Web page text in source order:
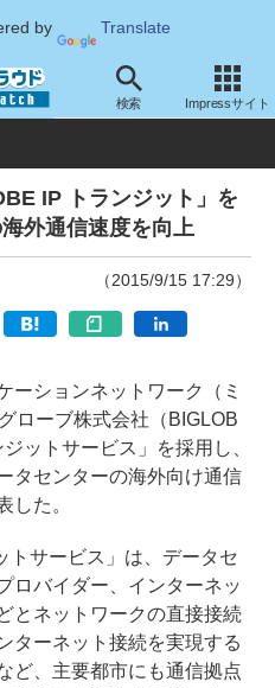
by Translate
検索 Impressサイト
事例 その他
IP トランジット」を
外通信速度を向上
（2015/9/15 17:29）
ションネットワーク（ミ
ローブ株式会社（BIGLOB
ットサービス」を採用し、
タセンターの海外向け通信
した。
サービス」は、データセ
ロバイダー、インターネッ
とネットワークの直接接続
ターネット接続を実現する
ど、主要都市にも通信拠点